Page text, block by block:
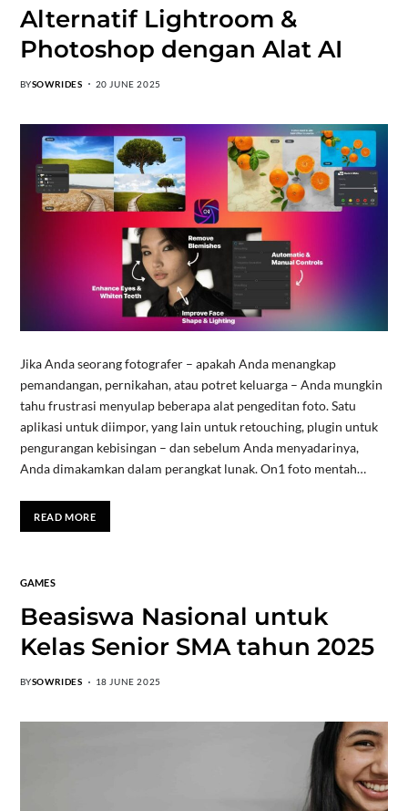
Alternatif Lightroom &
Photoshop dengan Alat AI
BYSOWRIDES 20 JUNE 2025
Jika Anda seorang fotografer – apakah Anda menangkap
pemandangan, pernikahan, atau potret keluarga – Anda mungkin
tahu frustrasi menyulap beberapa alat pengeditan foto. Satu
aplikasi untuk diimpor, yang lain untuk retouching, plugin untuk
pengurangan kebisingan – dan sebelum Anda menyadarinya,
Anda dimakamkan dalam perangkat lunak. On1 foto mentah…
READ MORE
GAMES
Beasiswa Nasional untuk
Kelas Senior SMA tahun 2025
BYSOWRIDES 18 JUNE 2025